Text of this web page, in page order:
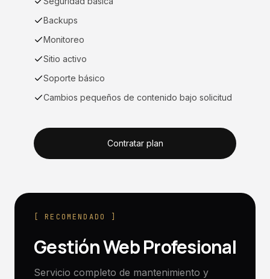
Backups
Monitoreo
Sitio activo
Soporte básico
Cambios pequeños de contenido bajo solicitud
Contratar plan
[ RECOMENDADO ]
Gestión Web Profesional
Servicio completo de mantenimiento y